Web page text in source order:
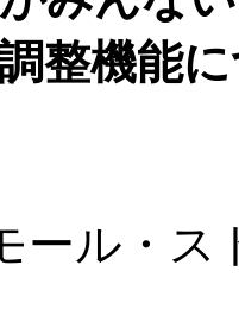
整機能
ル・ス